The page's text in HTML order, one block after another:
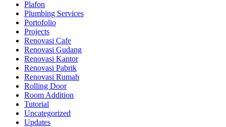
Plafon
Plumbing Services
Portofolio
Projects
Renovasi Cafe
Renovasi Gudang
Renovasi Kantor
Renovasi Pabrik
Renovasi Rumah
Rolling Door
Room Addition
Tutorial
Uncategorized
Updates